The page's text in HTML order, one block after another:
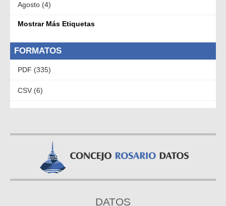
Agosto (4)
Mostrar Más Etiquetas
FORMATOS
PDF (335)
CSV (6)
DATOS